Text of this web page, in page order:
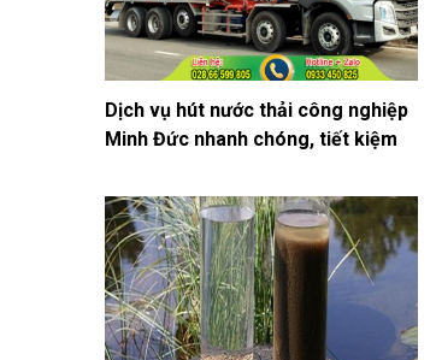
Dịch vụ hút nước thải công nghiệp
Minh Đức nhanh chóng, tiết kiệm